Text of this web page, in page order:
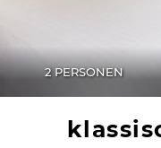
2 PERSONEN